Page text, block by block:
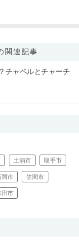
関連記事
チャペルとチャーチ
土浦市 取手市
岡市 笠間市
田市